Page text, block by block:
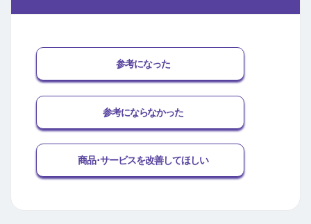
参考になった
参考にならなかった
商品･サービスを改善してほしい